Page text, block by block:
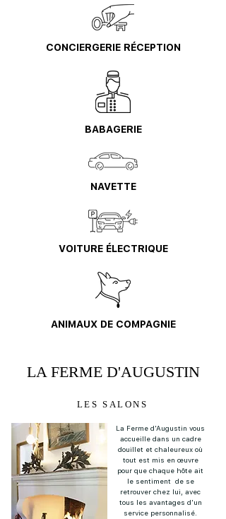
CONCIERGERIE RÉCEPTION
BABAGERIE
NAVETTE
VOITURE ÉLECTRIQUE
ANIMAUX DE COMPAGNIE
LA FERME D'AUGUSTIN
LES SALONS
La Ferme d'Augustin vous
accueille dans un cadre
douillet et chaleureux où
tout est mis en œuvre
pour que chaque hôte ait
le sentiment de se
retrouver chez lui, avec
tous les avantages d'un
service personnalisé.